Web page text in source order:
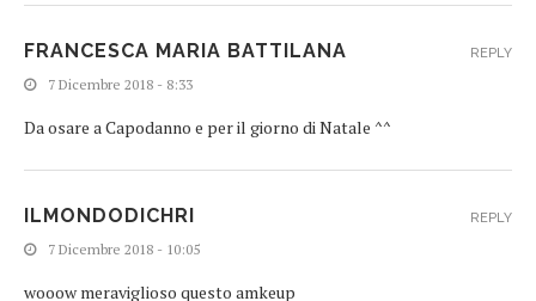
FRANCESCA MARIA BATTILANA
7 Dicembre 2018 - 8:33
Da osare a Capodanno e per il giorno di Natale ^^
REPLY
ILMONDODICHRI
7 Dicembre 2018 - 10:05
wooow meraviglioso questo amkeup
REPLY